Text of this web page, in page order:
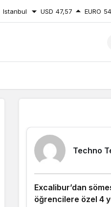
Istanbul USD 47,57 EURO
Gündüz
Gece
Gece
Techno
Excalibur’dan
öğrencilere özel 4